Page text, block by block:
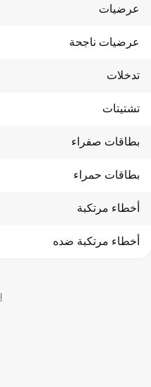
عرضيات
عرضيات ناجحة
تدخلات
تشتيتات
بطاقات صفراء
بطاقات حمراء
أخطاء مرتكبة
أخطاء مرتكبة ضده